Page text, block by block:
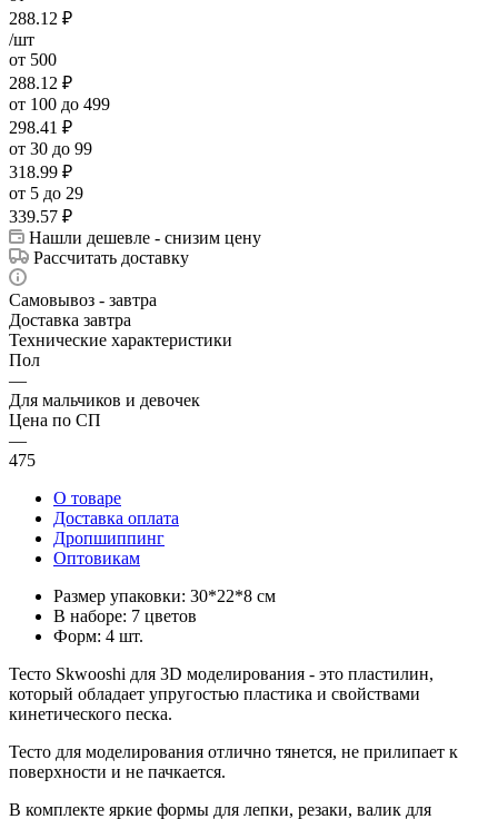
288.12 ₽
/шт
от 500
288.12 ₽
от 100 до 499
298.41 ₽
от 30 до 99
318.99 ₽
от 5 до 29
339.57 ₽
Нашли дешевле - снизим цену
Рассчитать доставку
Самовывоз - завтра
Доставка завтра
Технические характеристики
Пол
—
Для мальчиков и девочек
Цена по СП
—
475
О товаре
Доставка оплата
Дропшиппинг
Оптовикам
Размер упаковки: 30*22*8 см
В наборе: 7 цветов
Форм: 4 шт.
Тесто Skwooshi для 3D моделирования - это пластилин,
который обладает упругостью пластика и свойствами
кинетического песка.
Тесто для моделирования отлично тянется, не прилипает к
поверхности и не пачкается.
В комплекте яркие формы для лепки, резаки, валик для